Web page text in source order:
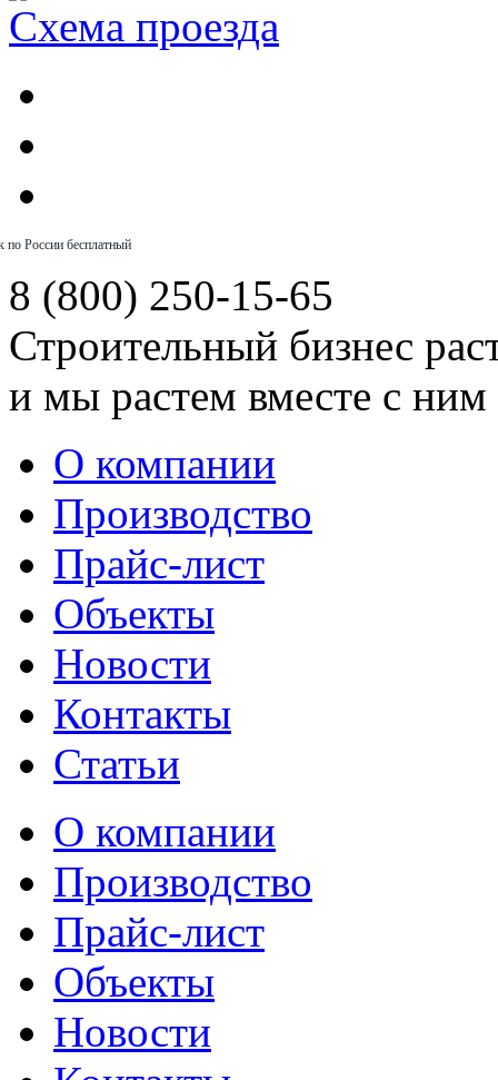
Схема проезда
по России бесплатный
8 (800) 250-15-65
Строительный бизнес
и мы растем вместе с ним
О компании
Производство
Прайс-лист
Объекты
Новости
Контакты
Статьи
О компании
Производство
Прайс-лист
Объекты
Новости